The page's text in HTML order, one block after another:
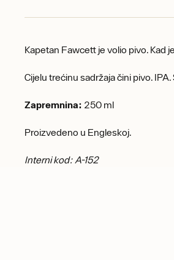
Kapetan Fawcett je volio pivo. Kad
Cijelu trećinu sadržaja čini pivo.
Zapremnina: 250 ml
Proizvedeno u Engleskoj.
Interni kod: A-152